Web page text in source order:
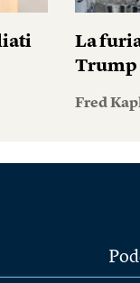
La
Trump
Fred